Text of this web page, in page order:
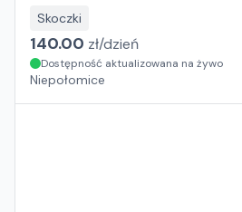
Skoczki
140.00 zł/dzień
Dostępność aktualizowana na żywo
Niepołomice